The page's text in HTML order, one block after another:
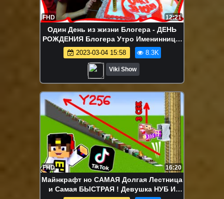
FHD 12:21
Один День из жизни Блогера - ДЕНЬ
РОЖДЕНИЯ Блогера Утро Именинницы
Бумажное Шоу Дискотека Гигантский
Торт Влог / Вики Шоу
2023-03-04 15:58 8.3K
Viki Show
FHD 16:20
Майнкрафт но САМАЯ Долгая Лестница
и Самая БЫСТРАЯ ! Девушка НУБ И